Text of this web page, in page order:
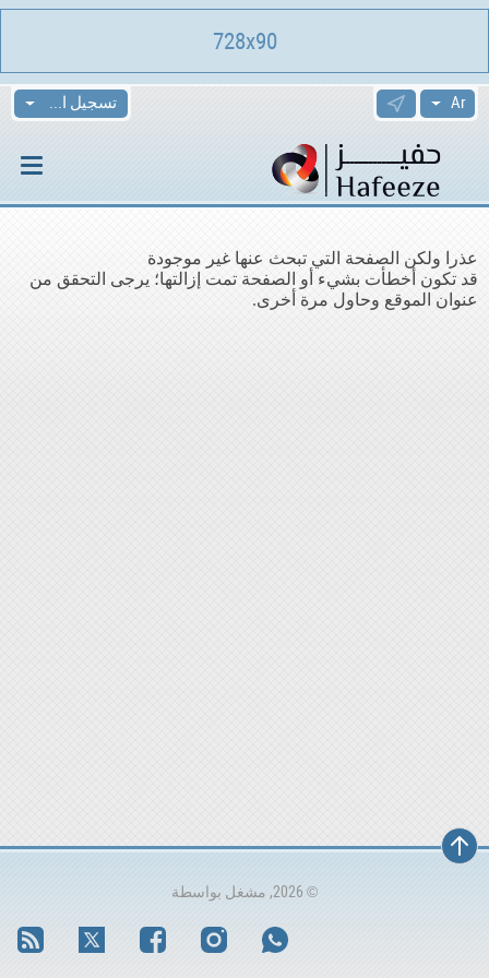
تسجيل الدخول
عذرا ولكن الصفحة التي تبحث عنها غير موجودة
قد تكون أخطأت بشيء أو الصفحة تمت إزالتها؛ يرجى التحقق من
عنوان الموقع وحاول مرة أخرى.
728x90
© 2026, مشغل بواسطة